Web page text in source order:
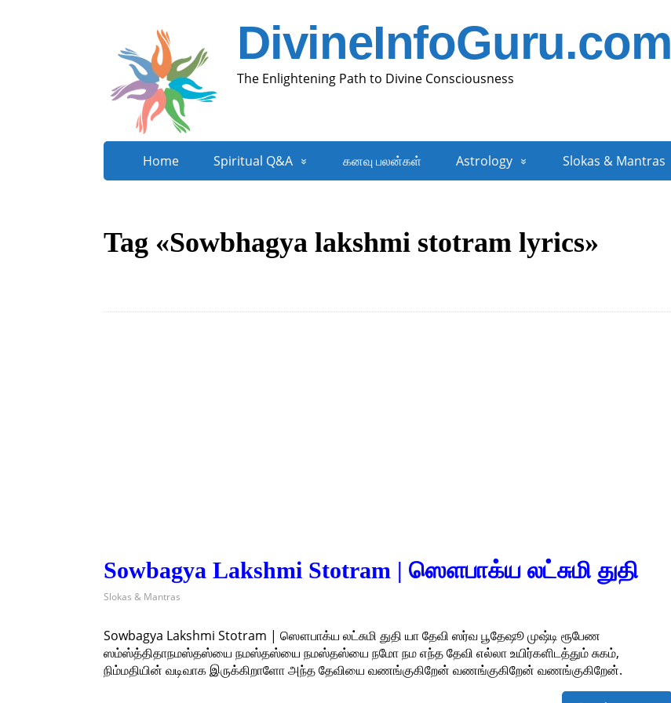
DivineInfoGuru.com
The Enlightening Path to Divine Consciousness
Home Spiritual Q&A கனவு பலன்கள் Astrology Slokas & Mantras
Tag «Sowbhagya lakshmi stotram lyrics»
Sowbagya Lakshmi Stotram | ஸௌபாக்ய லட்சுமி துதி
Slokas & Mantras
Sowbagya Lakshmi Stotram | ஸௌபாக்ய லட்சுமி துதி யா தேவி ஸர்வ பூதேஷூ முஷ்டி ரூபேண
ஸம்ஸ்த்திதாநமஸ்தஸ்யை நமஸ்தஸ்யை நமஸ்தஸ்யை நமோ நம எந்த தேவி எல்லா உயிர்களிடத்தும் சுகம்,
நிம்மதியின் வடிவாக இருக்கிறாளோ அந்த தேவியை வணங்குகிறேன் வணங்குகிறேன் வணங்குகிறேன்.